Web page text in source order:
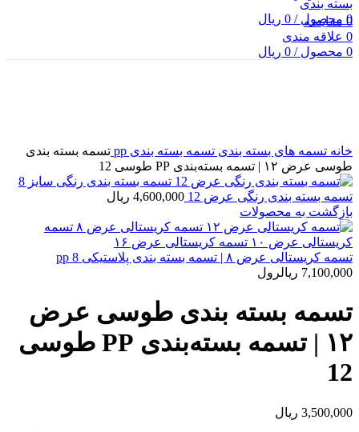
0 محصول /
0 ریال 0 مقایسه
0 علاقه مندی
0 محصول /
0 ریال
خانه تسمه های بسته بندی تسمه بسته بندی pp
تسمه بسته بندی
طوسی عرض ۱۲ | تسمه بسته‌بندی PP طوسی 12
تسمه بسته بندی رنگی عرض 12 4,600,000 ریال
بازگشت به محصولات
تسمه کریستالی عرض ۸ | تسمه بسته بندی پلاستیکی pp 8
7,100,000 ریالرول
تسمه بسته بندی طوسی عرض
۱۲ | تسمه بسته‌بندی PP طوسی
12
3,500,000 ریال